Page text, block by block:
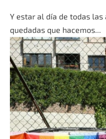
Y estar al día de todas
quedadas que hacemos...